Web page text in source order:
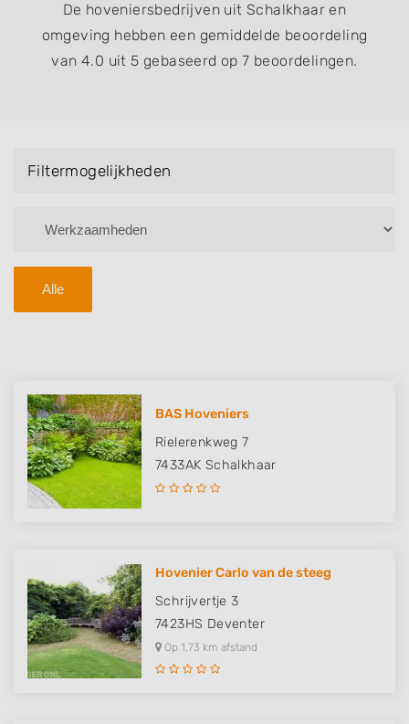
De hoveniersbedrijven uit Schalkhaar en
omgeving hebben een gemiddelde beoordeling
van 4.0 uit 5 gebaseerd op 7 beoordelingen.
Filtermogelijkheden
Alle
BAS Hoveniers
Rielerenkweg 7
7433AK Schalkhaar
Hovenier Carlo van de steeg
Schrijvertje 3
7423HS Deventer
Op 1,73 km afstand